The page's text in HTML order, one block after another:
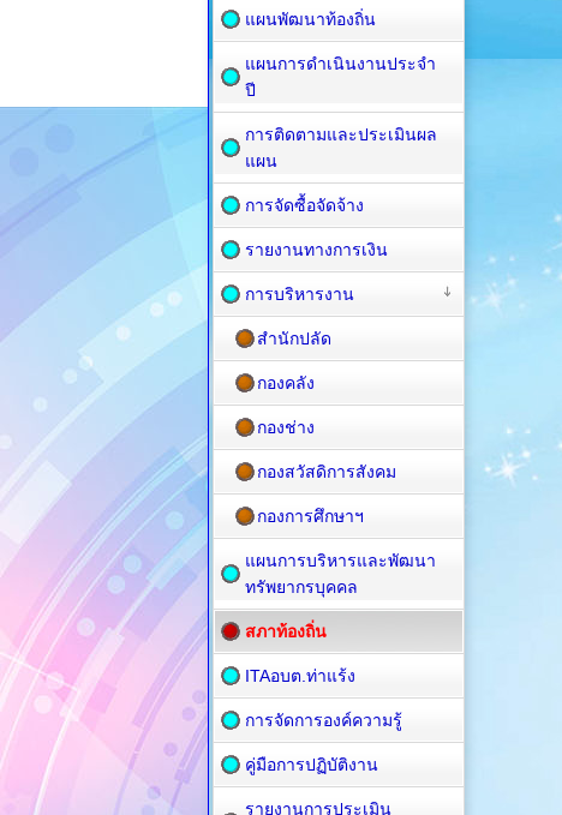
แผนพัฒนาท้องถิ่น
แผนการดำเนินงานประจำ
ปี
การติดตามและประเมินผล
แผน
การจัดซื้อจัดจ้าง
รายงานทางการเงิน
การบริหารงาน
สำนักปลัด
กองคลัง
กองช่าง
กองสวัสดิการสังคม
กองการศึกษาฯ
แผนการบริหารและพัฒนา
ทรัพยากรบุคคล
สภาท้องถิ่น
ITAอบต.ท่าแร้ง
การจัดการองค์ความรู้
คู่มือการปฏิบัติงาน
รายงานการประเมิน